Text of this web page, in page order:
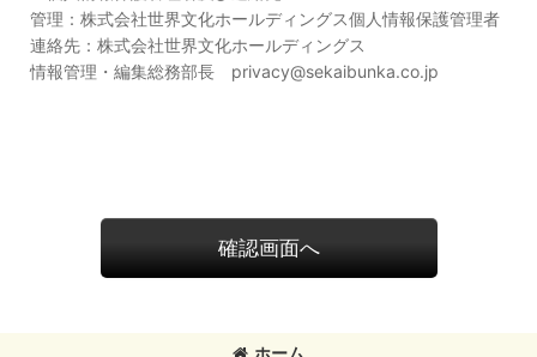
管理：株式会社世界文化ホールディングス個人情報保護管理者
連絡先：株式会社世界文化ホールディングス
情報管理・編集総務部長 privacy@sekaibunka.co.jp
確認画面へ